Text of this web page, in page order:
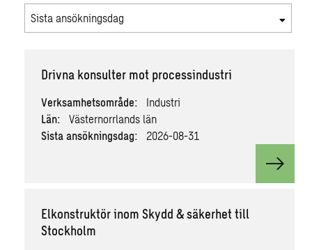
Sista ansökningsdag
Drivna konsulter mot processindustri
Verksamhetsområde:
Industri
Län:
Västernorrlands län
Sista ansökningsdag:
2026-08-31
View
Elkonstruktör inom Skydd & säkerhet till
Stockholm